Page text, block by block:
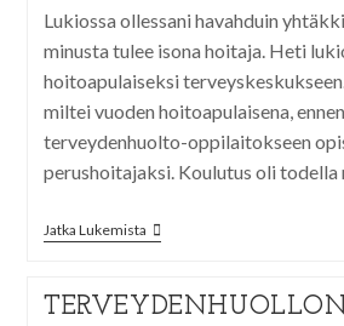
Lukiossa ollessani havahduin
minusta tulee isona hoitaja. Heti
hoitoapulaiseksi
miltei vuoden hoitoapulaisena,
terveydenhuolto-oppilaitokseen
perushoitajaksi. Koulutus oli todella
Jatka Lukemista